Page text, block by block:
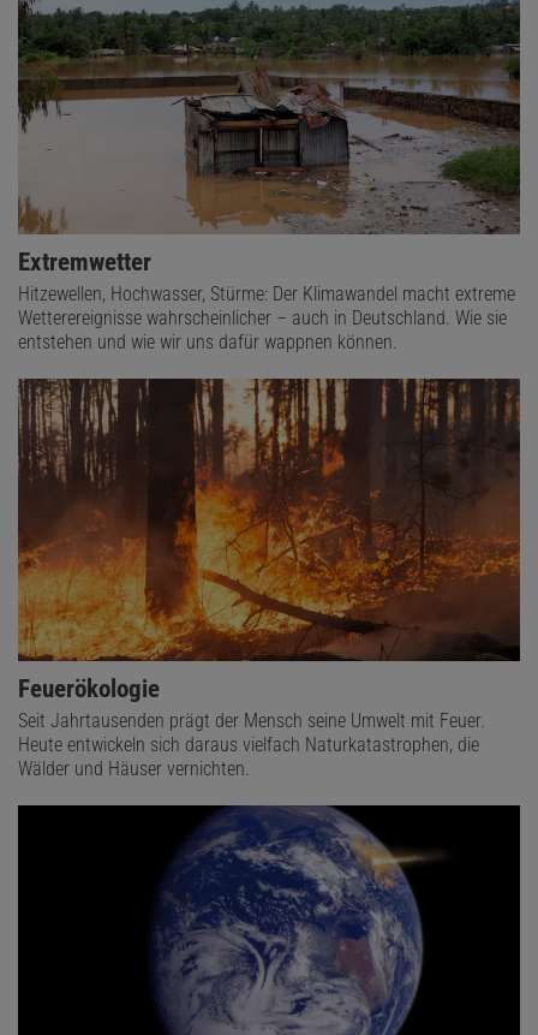
Extremwetter
Hitzewellen, Hochwasser, Stürme: Der Klimawandel macht extreme
Wetterereignisse wahrscheinlicher – auch in Deutschland. Wie sie
entstehen und wie wir uns dafür wappnen können.
Feuerökologie
Seit Jahrtausenden prägt der Mensch seine Umwelt mit Feuer.
Heute entwickeln sich daraus vielfach Naturkatastrophen, die
Wälder und Häuser vernichten.